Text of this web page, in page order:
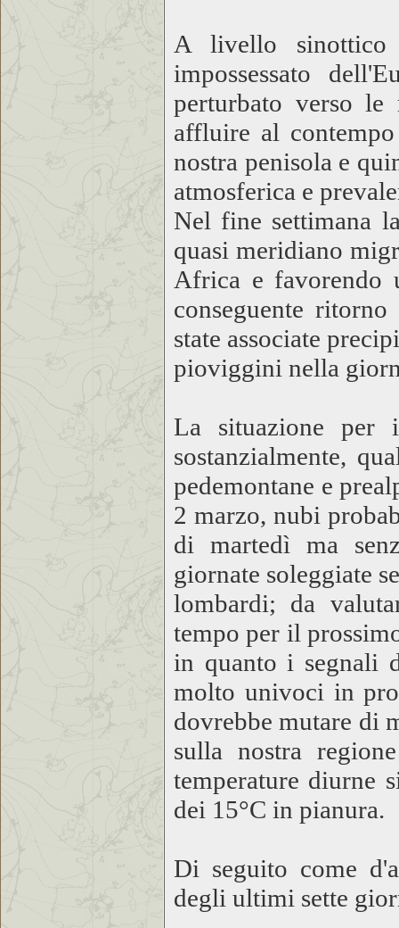
A livello
impossessato
perturbato verso le
affluire al
nostra penisola e
atmosferica e
Nel fine settimana
quasi meridiano
Africa e favorendo
conseguente
state associate
pioviggini nella
La situazione per
sostanzialmente,
pedemontane e
2 marzo, nubi
di martedì ma
giornate soleggiate
lombardi; da
tempo per il
in quanto i segnali
molto univoci in
dovrebbe mutare di
sulla nostra
temperature diurne
dei 15°C in pianura.
Di seguito come
degli ultimi sette